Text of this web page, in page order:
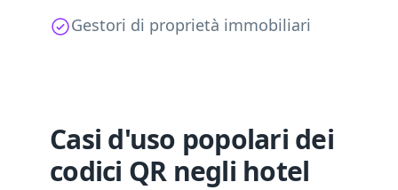
Gestori di proprietà immobiliari
Casi d'uso popolari dei
codici QR negli hotel